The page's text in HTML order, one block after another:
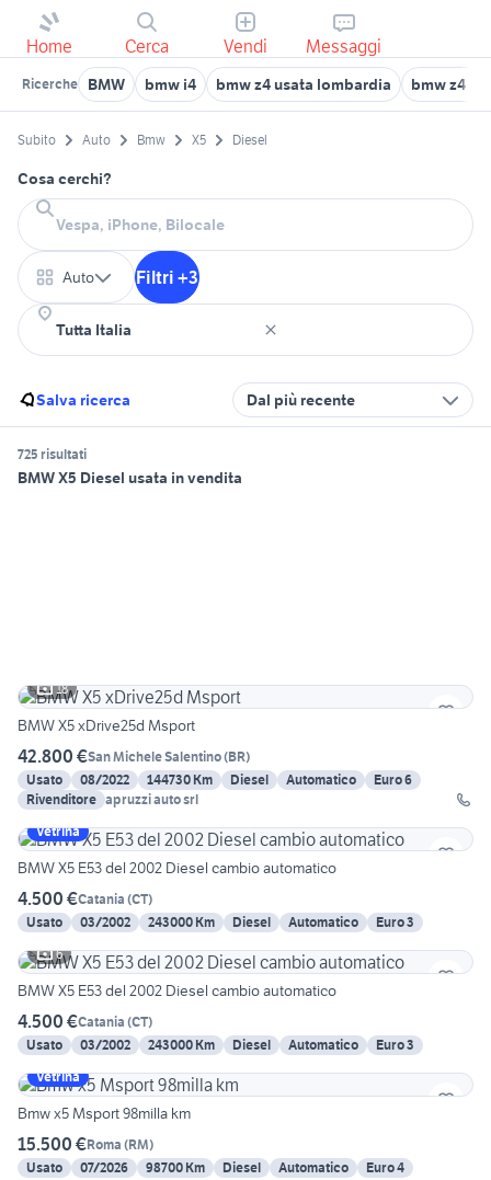
Home Cerca Vendi Messaggi
Ricerche BMW bmw i4 bmw z4 usata lombardia bmw z4
Subito Auto Bmw X5 Diesel
Cosa cerchi?
Auto Filtri +3
Salva ricerca Dal più recente
725 risultati
BMW X5 Diesel usata in vendita
18
BMW X5 xDrive25d Msport
42.800 €San Michele Salentino(BR)
Usato
08/2022 144730 Km Diesel Automatico
Euro 6
Rivenditore apruzzi auto srl
Vetrina
BMW X5 E53 del 2002 Diesel cambio automatico
4.500 €Catania (CT)
Usato
03/2002 243000 Km Diesel Automatico
Euro 3
6
BMW X5 E53 del 2002 Diesel cambio automatico
4.500 €Catania (CT)
Usato
03/2002 243000 Km Diesel Automatico
Euro 3
Vetrina
Bmw x5 Msport 98milla km
15.500 €Roma (RM)
Usato
07/2026 98700 Km Diesel Automatico
Euro 4